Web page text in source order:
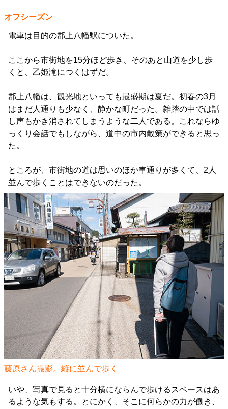
オフシーズン
電車は目的の郡上八幡駅についた。
ここから市街地を15分ほど歩き、そのあと山道を少し歩
くと、乙姫滝につくはずだ。
郡上八幡は、観光地といっても最盛期は夏だ。初春の3月
はまだ人通りも少なく、静かな町だった。雑踏の中では話
し声もかき消されてしまうような二人である。これならゆ
っくり会話でもしながら、道中の市内散策ができると思っ
た。
ところが、市街地の道は思いのほか車通りが多くて、2人
並んで歩くことはできないのだった。
藤原さん撮影。縦に並んで歩く
いや、写真で見ると十分横にならんで歩けるスペースはあ
るような気もする。とにかく、そこに何らかの力が働き、